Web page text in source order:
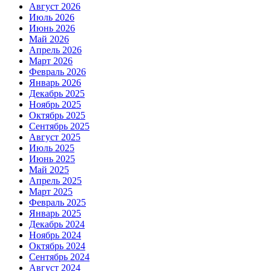
Август 2026
Июль 2026
Июнь 2026
Май 2026
Апрель 2026
Март 2026
Февраль 2026
Январь 2026
Декабрь 2025
Ноябрь 2025
Октябрь 2025
Сентябрь 2025
Август 2025
Июль 2025
Июнь 2025
Май 2025
Апрель 2025
Март 2025
Февраль 2025
Январь 2025
Декабрь 2024
Ноябрь 2024
Октябрь 2024
Сентябрь 2024
Август 2024